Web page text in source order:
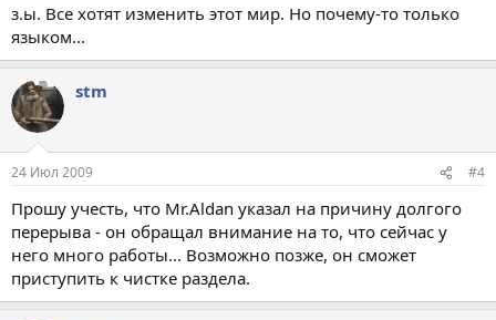
з.ы. Все хотят изменить этот мир. Но почему-то только
языком...
stm
24 Июл 2009 #4
Прошу учесть, что Mr.Aldan указал на причину долгого
перерыва - он обращал внимание на то, что сейчас у
него много работы... Возможно позже, он сможет
приступить к чистке раздела.